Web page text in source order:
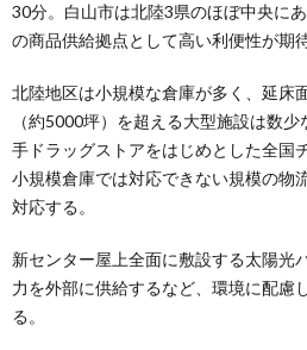
30分。白山市は北陸3県のほぼ中央に
の商品供給拠点として高い利便性が期
北陸地区は小規模な倉庫が多く、延床
（約5000坪）を超える大型施設は数
手ドラッグストアをはじめとした全国
小規模倉庫では対応できない規模の物
対応する。
新センター屋上全面に敷設する太陽光
力を外部に供給するなど、環境に配慮
る。